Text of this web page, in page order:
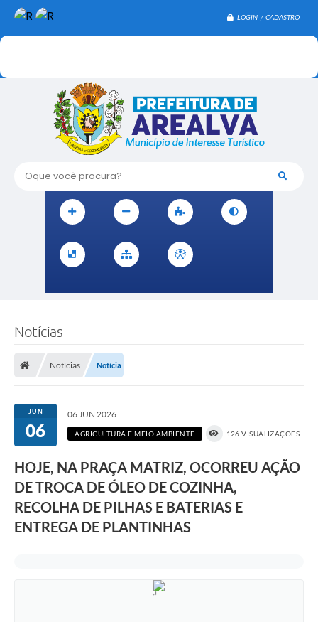
LOGIN / CADASTRO
Oque você procura?
Notícias
Notícias Notícia
JUN
06
06 JUN 2026
AGRICULTURA E MEIO AMBIENTE 126 VISUALIZAÇÕES
HOJE, NA PRAÇA MATRIZ, OCORREU AÇÃO
DE TROCA DE ÓLEO DE COZINHA,
RECOLHA DE PILHAS E BATERIAS E
ENTREGA DE PLANTINHAS